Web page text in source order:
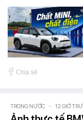
Chia sẻ
TRONG NƯỚC - 12 GIỜ